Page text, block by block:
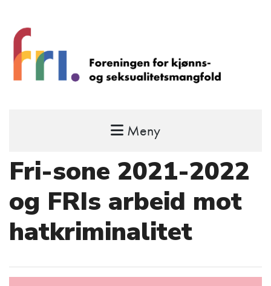
FRI – foreningen for kjønns- og
STÅ OPP FOR RETTEN TIL Å VÆRE FRI
Meny
Fri-sone 2021-2022
og FRIs arbeid mot
hatkriminalitet